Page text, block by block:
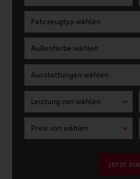
Fahrzeugtyp wählen
Außenfarbe wählen
Ausstattungen wählen
Leistung von wählen
Preis von wählen
JETZT